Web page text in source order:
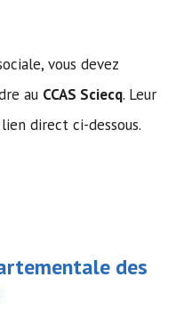
vous devez
au CCAS Sciecq. Leur
direct ci-dessous.
des